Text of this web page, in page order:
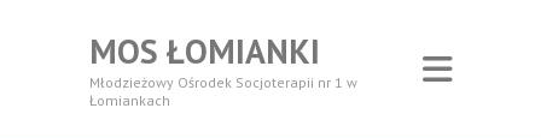
MOS ŁOMIANKI
Młodzieżowy Ośrodek Socjoterapii nr 1 w
Łomiankach